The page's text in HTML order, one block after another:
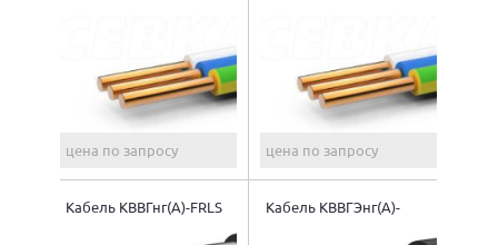
цена по запросу цена по запросу
Кабель КВВГнг(A)-FRLS
Кабель КВВГЭнг(A)-